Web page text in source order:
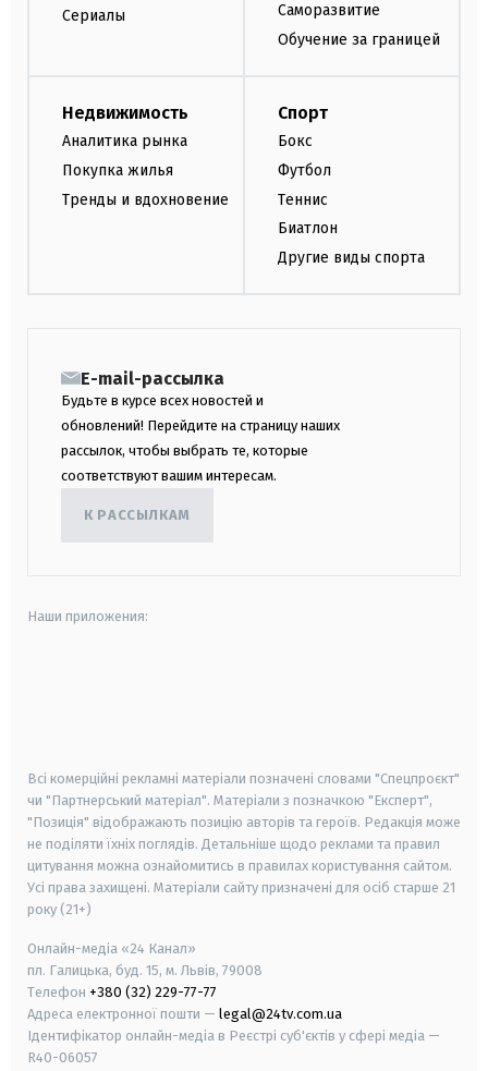
Сериалы
Саморазвитие
Обучение за границей
Недвижимость
Аналитика рынка
Покупка жилья
Тренды и вдохновение
Спорт
Бокс
Футбол
Теннис
Биатлон
Другие виды спорта
E-mail-рассылка
Будьте в курсе всех новостей и
обновлений! Перейдите на страницу наших
рассылок, чтобы выбрать те, которые
соответствуют вашим интересам.
К РАССЫЛКАМ
Наши приложения:
Всі комерційні рекламні матеріали позначені словами "Спецпроєкт"
чи "Партнерський матеріал". Матеріали з позначкою "Експерт",
"Позиція" відображають позицію авторів та героїв. Редакція може
не поділяти їхніх поглядів. Детальніше щодо реклами та правил
цитування можна ознайомитись в правилах користування сайтом.
Усі права захищені. Матеріали сайту призначені для осіб старше 21
року (21+)
Онлайн-медіа «24 Канал»
пл. Галицька, буд. 15, м. Львів, 79008
Телефон +380 (32) 229-77-77
Адреса електронної пошти — legal@24tv.com.ua
Ідентифікатор онлайн-медіа в Реєстрі суб'єктів у сфері медіа —
R40-06057